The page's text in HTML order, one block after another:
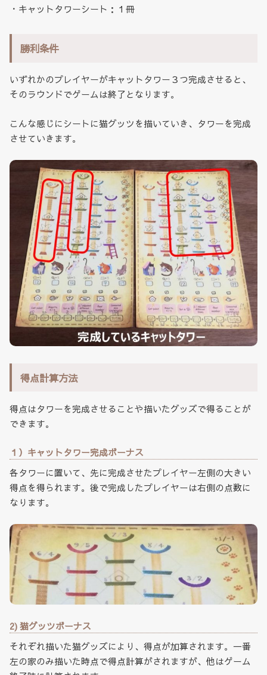
・キャットタワーシート：１冊
勝利条件
いずれかのプレイヤーがキャットタワー３つ完成させると、
そのラウンドでゲームは終了となります。
こんな感じにシートに猫グッツを描いていき、タワーを完成
させていきます。
得点計算方法
得点はタワーを完成させることや描いたグッズで得ることが
できます。
１）キャットタワー完成ボーナス
各タワーに置いて、先に完成させたプレイヤー左側の大きい
得点を得られます。後で完成したプレイヤーは右側の点数に
なります。
2) 猫グッツボーナス
それぞれ描いた猫グッズにより、得点が加算されます。一番
左の家のみ描いた時点で得点計算がされますが、他はゲーム